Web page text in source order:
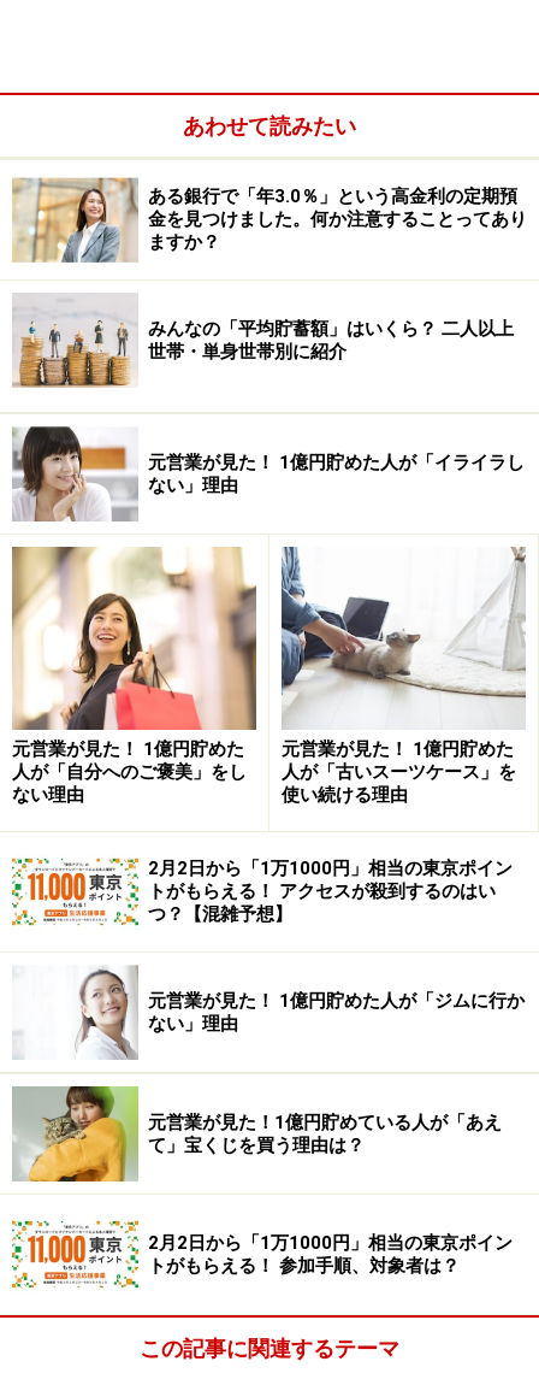
年金に対する考え方は、「日常生活費程度も賄うのが難
しい」が57.8％と2013年より1.0ポイント増加、「ゆとり
はないが、日常生活費程度は賄える」は37.6％と前年よ
順番が逆になっています。公的年金が減額されているこ
とは、2人以上世帯よりも単身世帯のほうが厳しいこと
がうかがえます。
金融商品の選び方、収益性が安全性を上回
る
金融資産の選択基準は「元本が保証されている」が
24.1％と最も高かったのですが、2013年と比較すると1.3
ポイント低下しています。元本が保証されているをあげ
た割合は2007年以降では最低となっている反面、「利回
ろうという傾向が強いように感じられます。
金融商品を選ぶ基準
あわせて読みたい
ある銀行で「年3.0％」という高金利の定期預
金を見つけました。何か注意することってあり
ますか？
みんなの「平均貯蓄額」はいくら？ 二人以上
世帯・単身世帯別に紹介
元営業が見た！ 1億円貯めた人が「イライラし
ない」理由
元営業が見た！ 1億円貯めた
人が「自分へのご褒美」をし
ない理由
元営業が見た！ 1億円貯めた
人が「古いスーツケース」を
使い続ける理由
2月2日から「1万1000円」相当の東京ポイン
トがもらえる！ アクセスが殺到するのはい
つ？【混雑予想】
元営業が見た！ 1億円貯めた人が「ジムに行か
ない」理由
元営業が見た！1億円貯めている人が「あえ
て」宝くじを買う理由は？
2月2日から「1万1000円」相当の東京ポイン
トがもらえる！ 参加手順、対象者は？
この記事に関連するテーマ